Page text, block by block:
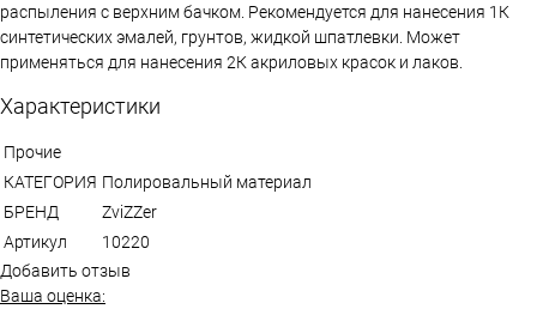
распыления с верхним бачком. Рекомендуется для нанесения 1К
синтетических эмалей, грунтов, жидкой шпатлевки. Может
применяться для нанесения 2К акриловых красок и лаков.
Характеристики
Прочие
КАТЕГОРИЯ Полировальный материал
БРЕНД
ZviZZer
Артикул
10220
Добавить отзыв
Ваша оценка: